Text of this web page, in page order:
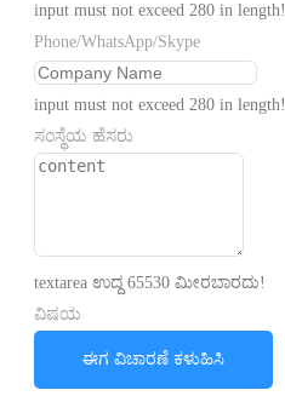
input must not exceed 280 in length!
Phone/WhatsApp/Skype
input must not exceed 280 in length!
ಸಂಸ್ಥೆಯ ಹೆಸರು
textarea ಉದ್ದ 65530 ಮೀರಬಾರದು!
ವಿಷಯ
ಈಗ ವಿಚಾರಣೆ ಕಳುಹಿಸಿ